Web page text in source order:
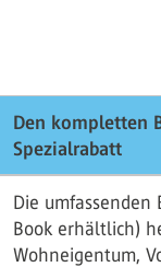
Den kompletten
Spezialrabatt
Die umfassenden
Book erhältlich)
Wohneigentum,